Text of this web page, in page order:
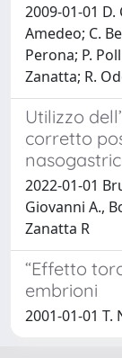
2009-01-01
Amedeo; C.
Perona; P.
Zanatta; R.
Utilizzo
corretto
2022-01-01
Giovanni A.,
Zanatta R
“Effetto
embrioni
2001-01-01 T.